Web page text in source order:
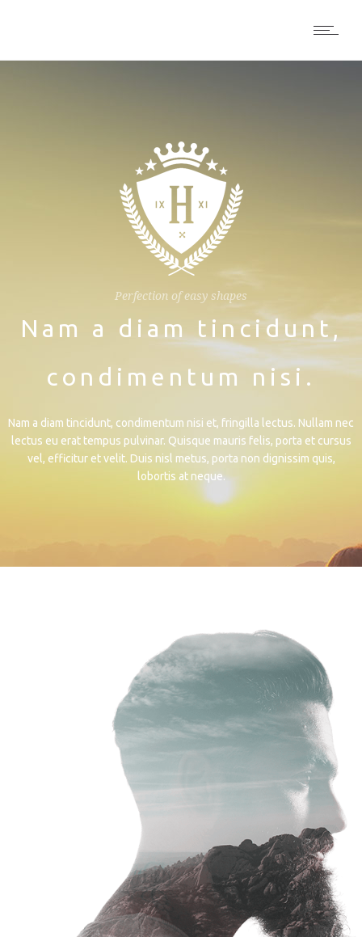
Perfection of easy shapes
Nam a diam tincidunt,
condimentum nisi.
Nam a diam tincidunt, condimentum nisi et, fringilla lectus. Nullam nec
lectus eu erat tempus pulvinar. Quisque mauris felis, porta et cursus
vel, efficitur et velit. Duis nisl metus, porta non dignissim quis,
lobortis at neque.